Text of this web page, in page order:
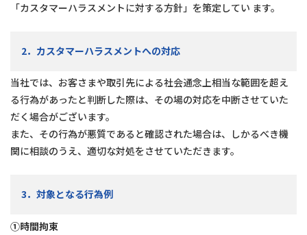
「カスタマーハラスメントに対する⽅針」を策定してい ます。
2．カスタマーハラスメントへの対応
当社では、お客さまや取引先による社会通念上相当な範囲を超え
る⾏為があったと判断した際は、その場の対応を中断させていた
だく場合がございます。
また、その⾏為が悪質であると確認された場合は、しかるべき機
関に相談のうえ、適切な対処をさせていただきます。
3．対象となる⾏為例
①時間拘束